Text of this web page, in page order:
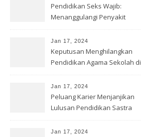
Pendidikan Seks Wajib:
Menanggulangi Penyakit
Jan 17, 2024
Keputusan Menghilangkan
Pendidikan Agama Sekolah di
Jan 17, 2024
Peluang Karier Menjanjikan
Lulusan Pendidikan Sastra
Jan 17, 2024